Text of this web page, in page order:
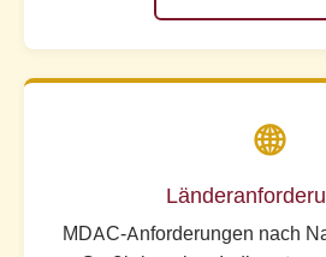
🌐
MDAC-Anforderungen nach